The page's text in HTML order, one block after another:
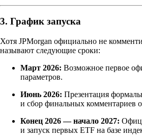
3. График запуска
Хотя JPMorgan официально не
называют следующие сроки:
Март 2026: Возможное первое
параметров.
Июнь 2026: Презентация
и сбор финальных комментариев
Конец 2026 — начало 2027:
и запуск первых ETF на базе